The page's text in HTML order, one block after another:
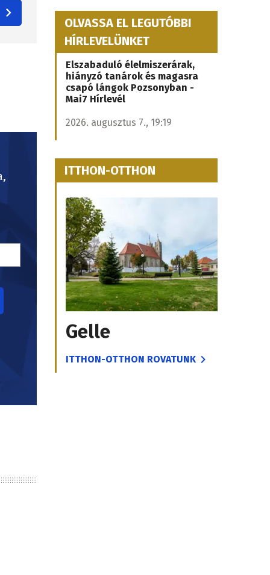
OLVASSA EL LEGUTÓBBI
HÍRLEVELÜNKET
Elszabaduló élelmiszerárak,
hiányzó tanárok és magasra
csapó lángok Pozsonyban -
Mai7 Hírlevél
2026. augusztus 7., 19:19
ITTHON-OTTHON
Gelle
ITTHON-OTTHON ROVATUNK